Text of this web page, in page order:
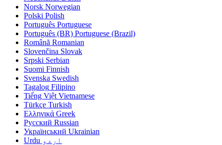
Norsk Norwegian
Polski Polish
Português Portuguese
Português (BR) Portuguese (Brazil)
Română Romanian
Slovenčina Slovak
Srpski Serbian
Suomi Finnish
Svenska Swedish
Tagalog Filipino
Tiếng Việt Vietnamese
Türkçe Turkish
Ελληνικά Greek
Русский Russian
Український Ukrainian
اردو Urdu